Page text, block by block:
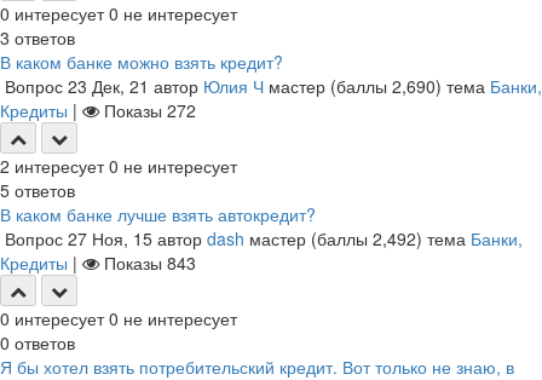
0 интересует 0 не интересует
3 ответов
В каком банке можно взять кредит?
Вопрос 23 Дек, 21 автор Юлия Ч мастер (баллы 2,690) тема Банки,
Кредиты | Показы 272
2 интересует 0 не интересует
5 ответов
В каком банке лучше взять автокредит?
Вопрос 27 Ноя, 15 автор dash мастер (баллы 2,492) тема Банки,
Кредиты | Показы 843
0 интересует 0 не интересует
0 ответов
Я бы хотел взять потребительский кредит. Вот только не знаю, в